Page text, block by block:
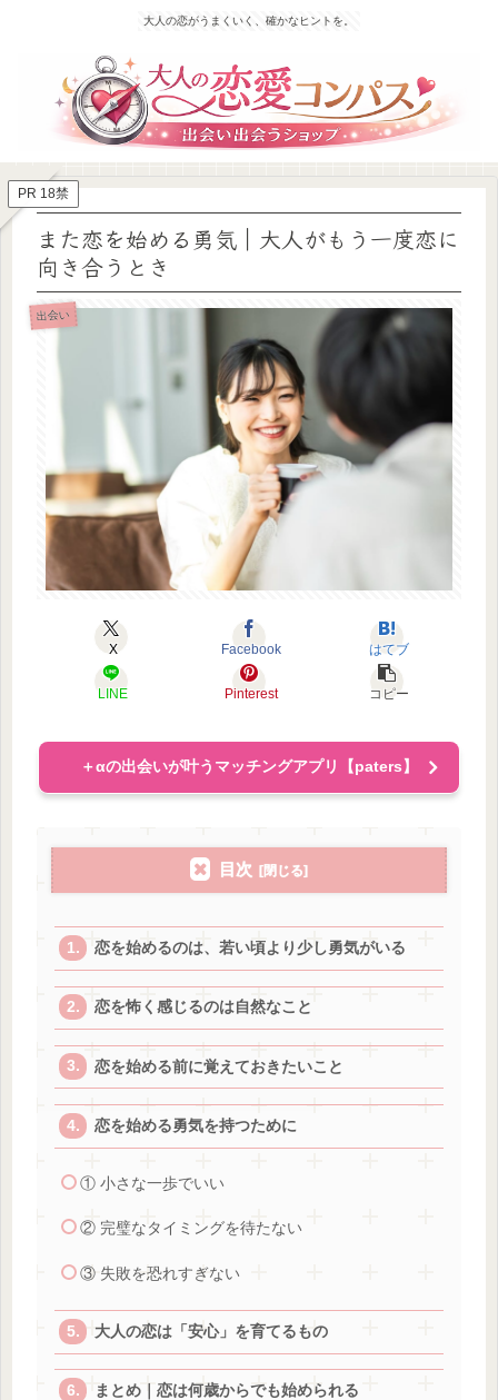
大人の恋がうまくいく、確かなヒントを。
PR 18禁
また恋を始める勇気｜大人がもう一度恋に
向き合うとき
出会い
X Facebook はてブ
LINE Pinterest コピー
＋αの出会いが叶うマッチングアプリ【paters】
目次
恋を始めるのは、若い頃より少し勇気がいる
恋を怖く感じるのは自然なこと
恋を始める前に覚えておきたいこと
恋を始める勇気を持つために
① 小さな一歩でいい
② 完璧なタイミングを待たない
③ 失敗を恐れすぎない
大人の恋は「安心」を育てるもの
まとめ｜恋は何歳からでも始められる